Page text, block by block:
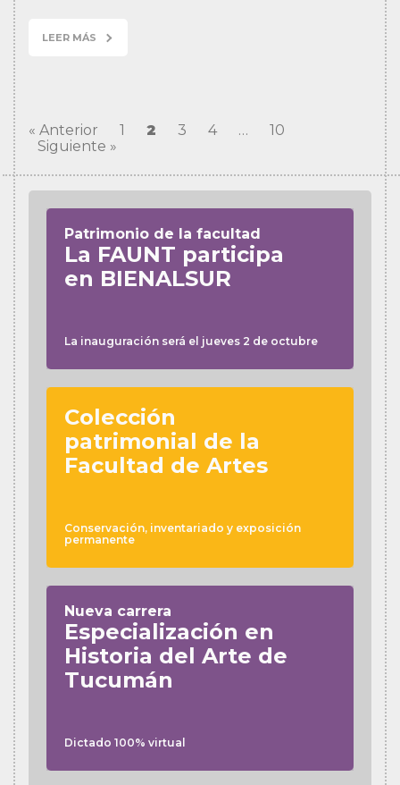
LEER MÁS
« Anterior 1 2 3 4 …
10
Siguiente »
Patrimonio de la facultad
La FAUNT participa
en BIENALSUR
La inauguración será el jueves 2 de octubre
Colección
patrimonial de la
Facultad de Artes
Conservación, inventariado y exposición
permanente
Nueva carrera
Especialización en
Historia del Arte de
Tucumán
Dictado 100% virtual